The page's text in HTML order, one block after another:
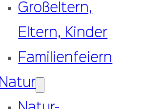
Großeltern,
Eltern, Kinder
Familienfeiern
Natur